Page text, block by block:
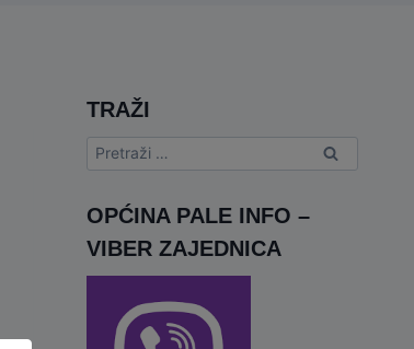
TRAŽI
Pretraga:
OPĆINA PALE INFO –
VIBER ZAJEDNICA